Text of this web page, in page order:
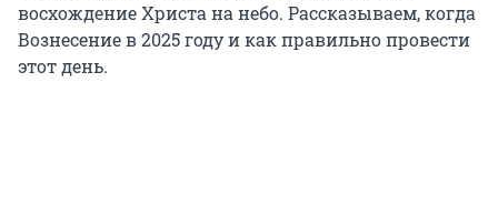
восхождение Христа на небо. Рассказываем, когда
Вознесение в 2025 году и как правильно провести
этот день.